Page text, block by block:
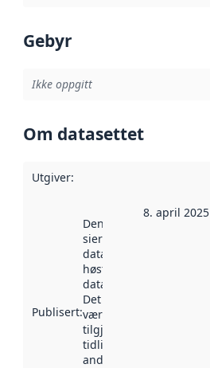
Gebyr
Ikke oppgitt
Om datasettet
Utgiver:
Publisert:
Denne datoen
sier når
datasettet ble
høstet av
data.norge.no.
Det kan ha
vært
tilgjengelig
tidligere
andre steder.
8. april 2025